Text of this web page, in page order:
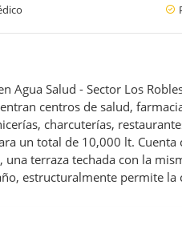
Salud - Sector Los
centros de salud,
charcuterías,
un total de 10,000 lt.
terraza techada con la
estructuralmente permite